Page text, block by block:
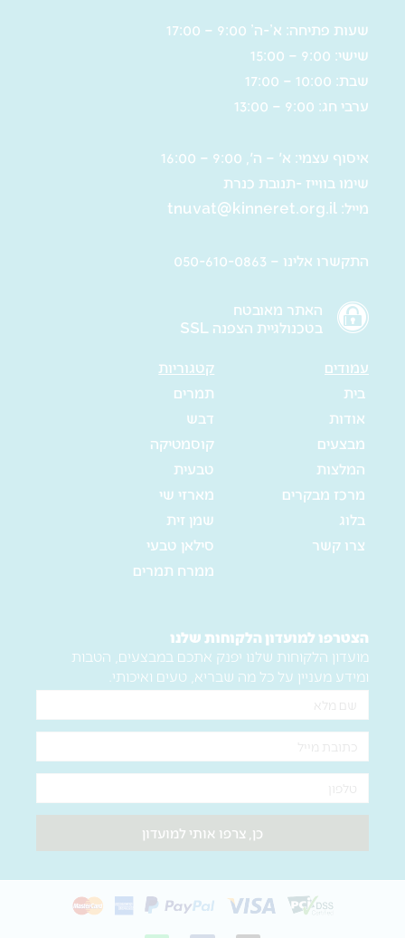
שעות פתיחה: א’-ה’ 9:00 – 17:00
שישי: 9:00 – 15:00
שבת: 10:00 – 17:00
ערבי חג: 9:00 – 13:00
איסוף עצמי: א' – ה', 9:00 – 16:00
שימו בווייז -תנובת כנרת
מייל: tnuvat@kinneret.org.il
התקשרו אלינו – 050-610-0863
האתר מאובטח
בטכנולגיית הצפנה SSL
עמודים
בית
אודות
מבצעים
המלצות
מרכז מבקרים
בלוג
צרו קשר
קטגוריות
תמרים
דבש
קוסמטיקה
טבעית
מארזי שי
שמן זית
סילאן טבעי
ממרח תמרים
הצטרפו למועדון הלקוחות שלנו
מועדון הלקוחות שלנו יפנק אתכם במבצעים, הטבות
ומידע מעניין על כל מה שבריא, טעים ואיכותי.
שם
מלא
אימייל
טלפון
כן, צרפו אותי למועדון